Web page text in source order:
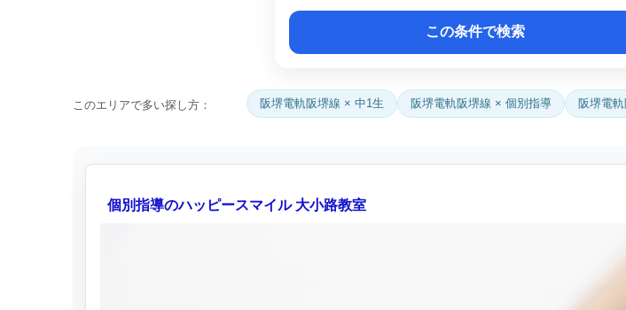
このエリアで多い探し方： 阪堺電軌阪堺線 × 中1生 阪堺電軌阪堺線 × 個別指導 阪堺電
個別指導のハッピースマイル 大小路教室